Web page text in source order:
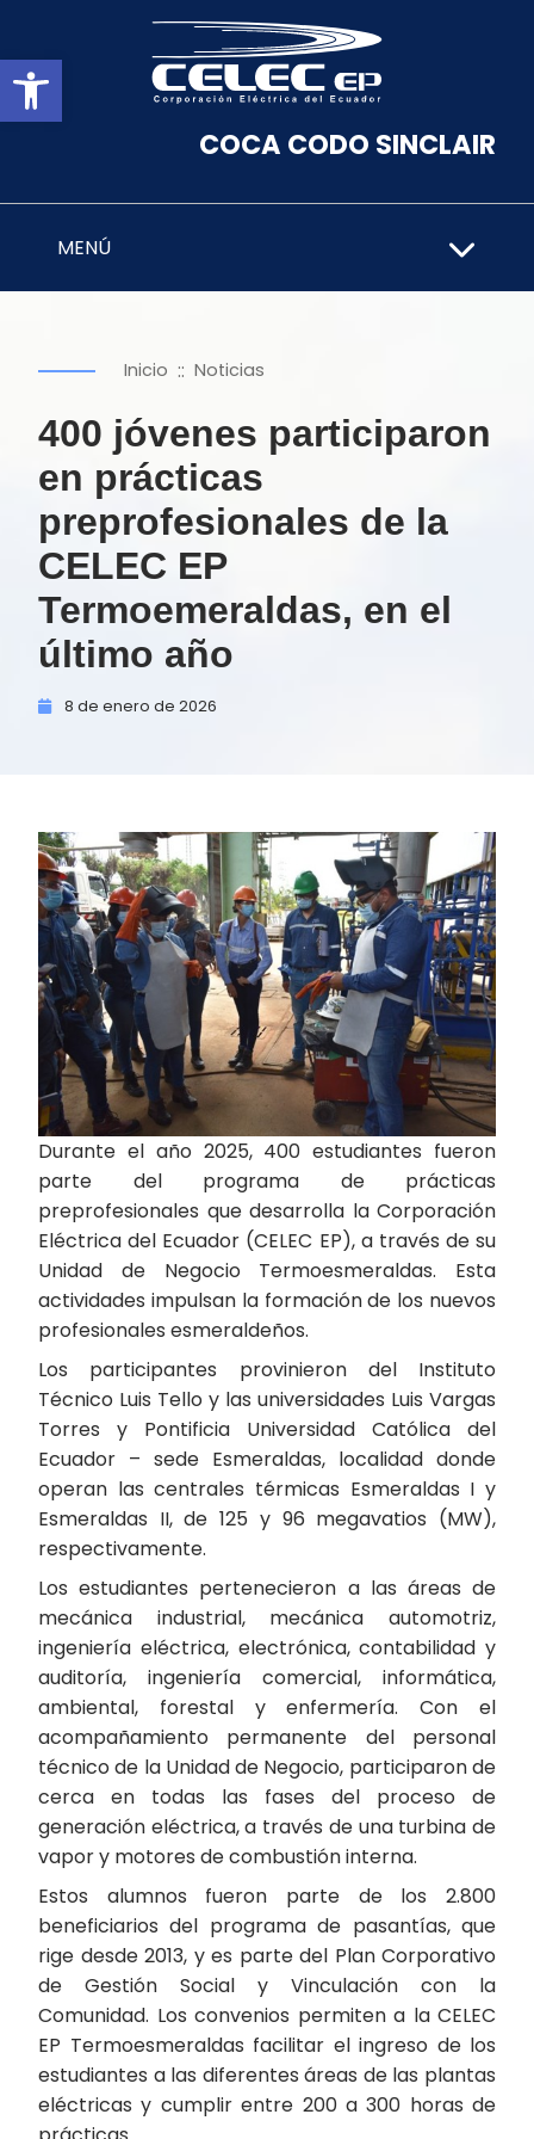
Abrir barra de herramientas
COCA CODO SINCLAIR
MENÚ
Inicio :: Noticias
400 jóvenes participaron
en prácticas
preprofesionales de la
CELEC EP
Termoemeraldas, en el
último año
8 de enero de 2026
Durante el año 2025, 400 estudiantes fueron
parte del programa de prácticas
preprofesionales que desarrolla la Corporación
Eléctrica del Ecuador (CELEC EP), a través de su
Unidad de Negocio Termoesmeraldas. Esta
actividades impulsan la formación de los nuevos
profesionales esmeraldeños.
Los participantes provinieron del Instituto
Técnico Luis Tello y las universidades Luis Vargas
Torres y Pontificia Universidad Católica del
Ecuador – sede Esmeraldas, localidad donde
operan las centrales térmicas Esmeraldas I y
Esmeraldas II, de 125 y 96 megavatios (MW),
respectivamente.
Los estudiantes pertenecieron a las áreas de
mecánica industrial, mecánica automotriz,
ingeniería eléctrica, electrónica, contabilidad y
auditoría, ingeniería comercial, informática,
ambiental, forestal y enfermería. Con el
acompañamiento permanente del personal
técnico de la Unidad de Negocio, participaron de
cerca en todas las fases del proceso de
generación eléctrica, a través de una turbina de
vapor y motores de combustión interna.
Estos alumnos fueron parte de los 2.800
beneficiarios del programa de pasantías, que
rige desde 2013, y es parte del Plan Corporativo
de Gestión Social y Vinculación con la
Comunidad. Los convenios permiten a la CELEC
EP Termoesmeraldas facilitar el ingreso de los
estudiantes a las diferentes áreas de las plantas
eléctricas y cumplir entre 200 a 300 horas de